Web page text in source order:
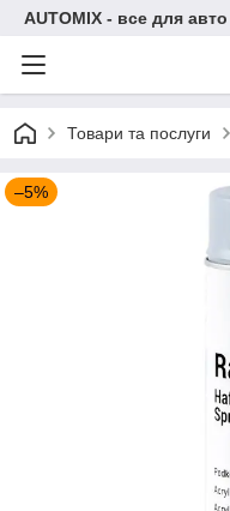
AUTOMIX - все для
Товари та послуги
–5%